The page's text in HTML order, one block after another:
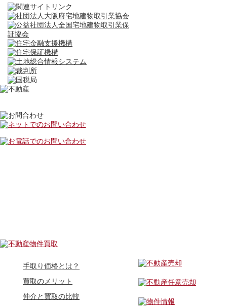
手取り価格とは？
買取のメリット
仲介と買取の比較